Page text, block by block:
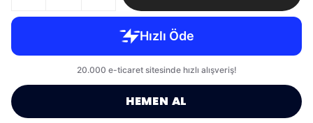
HEMEN AL